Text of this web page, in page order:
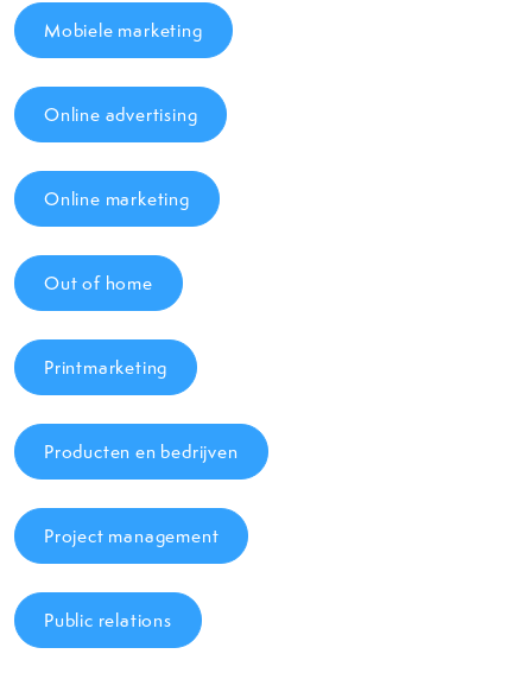
Mobiele marketing
Online advertising
Online marketing
Out of home
Printmarketing
Producten en bedrijven
Project management
Public relations